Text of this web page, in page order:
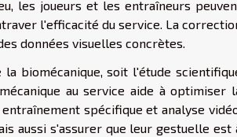
les joueurs et les entraîneurs
l'efficacité du service. La
données visuelles concrètes.
biomécanique, soit l'étude
au service aide à optimiser
spécifique et analyse
aussi s'assurer que leur gestuelle est